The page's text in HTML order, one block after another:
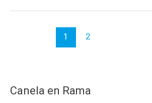
1 2
Canela en Rama